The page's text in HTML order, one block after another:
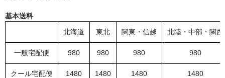
基本送料
北海道
東北 関東・信越 北陸・中部・関西
一般宅配便 980 980 980 980
クール宅配便 1480 1480 1480 1480